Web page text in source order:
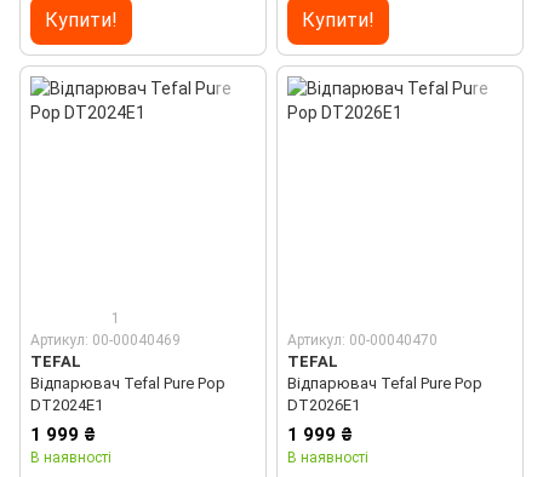
Купити! Купити!
1
Артикул: 00-00040469
TEFAL
Відпарювач Tefal Pure Pop
DT2024E1
1 999 ₴
В наявності
Артикул: 00-00040470
TEFAL
Відпарювач Tefal Pure Pop
DT2026E1
1 999 ₴
В наявності